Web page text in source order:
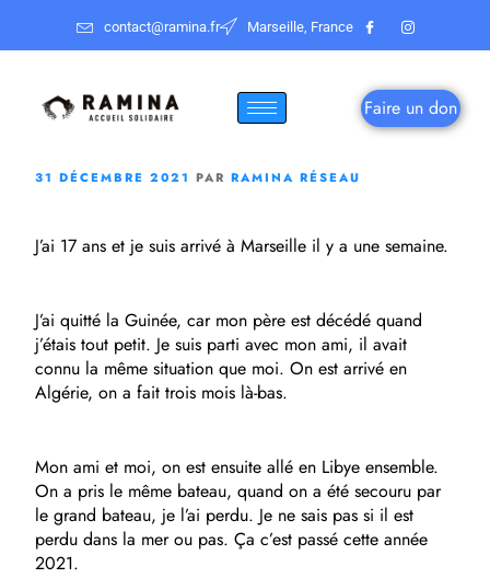
contact@ramina.fr Marseille, France
Faire un don
31 DÉCEMBRE 2021 PAR RAMINA RÉSEAU
J’ai 17 ans et je suis arrivé à Marseille il y a une semaine.
J’ai quitté la Guinée, car mon père est décédé quand
j’étais tout petit. Je suis parti avec mon ami, il avait
connu la même situation que moi. On est arrivé en
Algérie, on a fait trois mois là-bas.
Mon ami et moi, on est ensuite allé en Libye ensemble.
On a pris le même bateau, quand on a été secouru par
le grand bateau, je l’ai perdu. Je ne sais pas si il est
perdu dans la mer ou pas. Ça c’est passé cette année
2021.